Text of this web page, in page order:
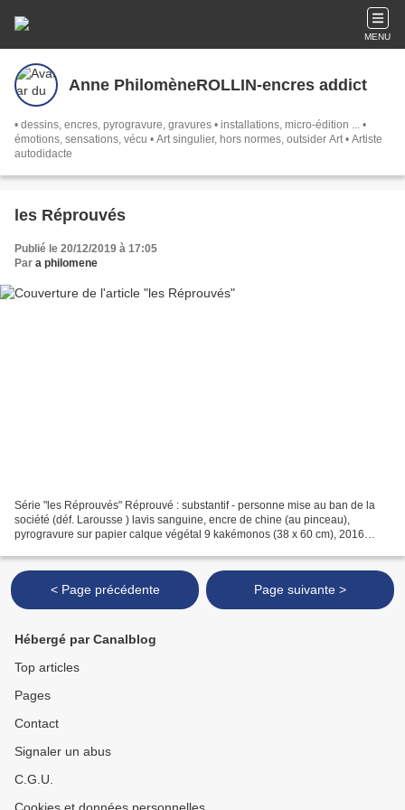
MENU
Anne PhilomèneROLLIN-encres addict
• dessins, encres, pyrogravure, gravures • installations, micro-édition ... •
émotions, sensations, vécu • Art singulier, hors normes, outsider Art • Artiste
autodidacte
les Réprouvés
Publié le 20/12/2019 à 17:05
Par a philomene
Série "les Réprouvés" Réprouvé : substantif - personne mise au ban de la
société (déf. Larousse ) lavis sanguine, encre de chine (au pinceau),
pyrogravure sur papier calque végétal 9 kakémonos (38 x 60 cm), 2016
< Page précédente Page suivante >
Hébergé par Canalblog
Top articles
Pages
Contact
Signaler un abus
C.G.U.